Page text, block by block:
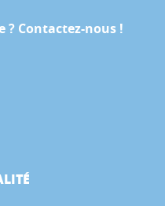
? Contactez-nous !